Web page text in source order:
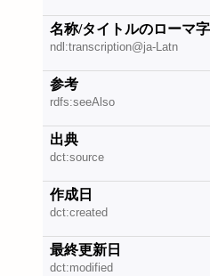
名称/タイトルのローマ
ndl:transcription@ja-Latn
参考
rdfs:seeAlso
出典
dct:source
作成日
dct:created
最終更新日
dct:modified